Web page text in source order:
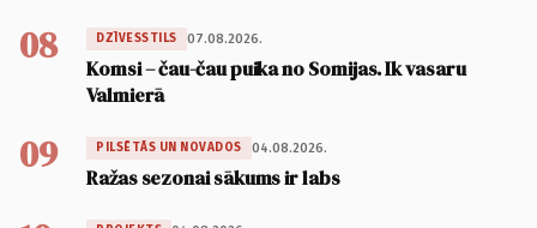
08 DZĪVESSTILS 07.08.2026.
Komsi – čau-čau puika no Somijas. Ik vasaru
Valmierā
09 PILSĒTĀS UN NOVADOS 04.08.2026.
Ražas sezonai sākums ir labs